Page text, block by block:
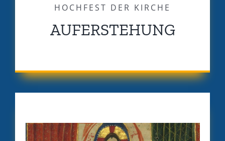
HOCHFEST DER KIRCHE
AUFERSTEHUNG